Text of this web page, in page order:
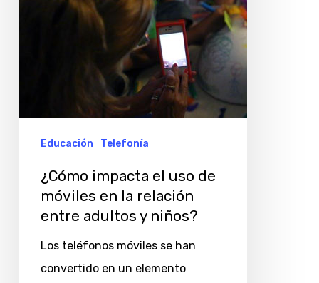
niños?
Educación Telefonía
¿Cómo impacta el uso de
móviles en la relación
entre adultos y niños?
Los teléfonos móviles se han
convertido en un elemento